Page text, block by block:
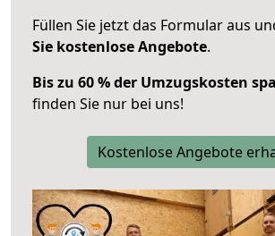
Füllen Sie jetzt das Formular aus
Sie kostenlose Angebote.
Bis zu 60 % der Umzugskosten
finden Sie nur bei uns!
Kostenlose Angebote